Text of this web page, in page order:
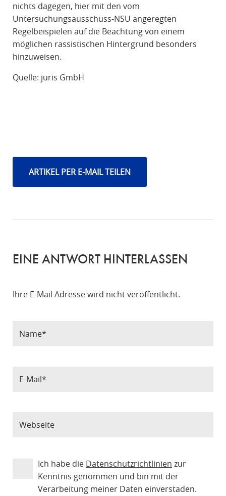
nichts dagegen, hier mit den vom
Untersuchungsausschuss-NSU angeregten
Regelbeispielen auf die Beachtung von einem
möglichen rassistischen Hintergrund besonders
hinzuweisen.
Quelle: juris GmbH
ARTIKEL PER E-MAIL TEILEN
EINE ANTWORT HINTERLASSEN
Ihre E-Mail Adresse wird nicht veröffentlicht.
Ich habe die Datenschutzrichtlinien zur
Kenntnis genommen und bin mit der
Verarbeitung meiner Daten einverstaden.